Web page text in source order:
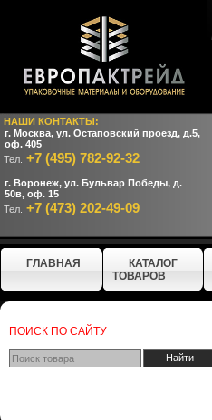
НАШИ КОНТАКТЫ:
г. Москва, ул. Остаповский проезд, д.5,
оф. 405
Тел. +7 (495) 782-92-32
г. Воронеж, ул. Бульвар Победы, д.
50в, оф. 15
Тел. +7 (473) 202-49-09
ГЛАВНАЯ
КАТАЛОГ
ТОВАРОВ
ПОИСК ПО САЙТУ